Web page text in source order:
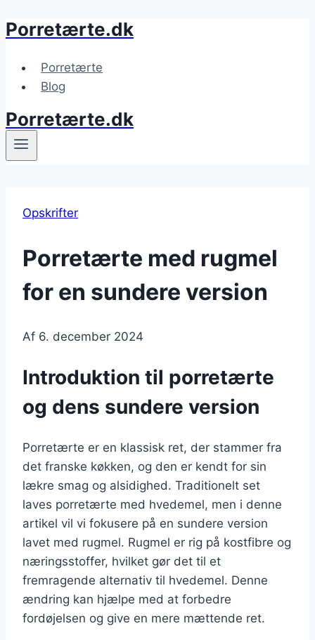
Fortsæt
indhold
Porretærte.dk
Porretærte
Blog
Porretærte.dk
Opskrifter
Porretærte med rugmel
for en sundere version
Af 6. december 2024
Introduktion til porretærte
og dens sundere version
Porretærte er en klassisk ret, der stammer fra
det franske køkken, og den er kendt for sin
lækre smag og alsidighed. Traditionelt set
laves porretærte med hvedemel, men i denne
artikel vil vi fokusere på en sundere version
lavet med rugmel. Rugmel er rig på kostfibre og
næringsstoffer, hvilket gør det til et
fremragende alternativ til hvedemel. Denne
ændring kan hjælpe med at forbedre
fordøjelsen og give en mere mættende ret.